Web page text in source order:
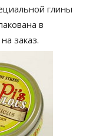
глины
в
заказ.